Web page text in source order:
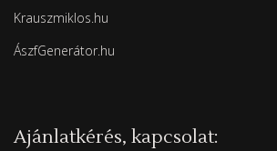
Krauszmiklos.hu
ÁszfGenerátor.hu
Ajánlatkérés, kapcsolat: